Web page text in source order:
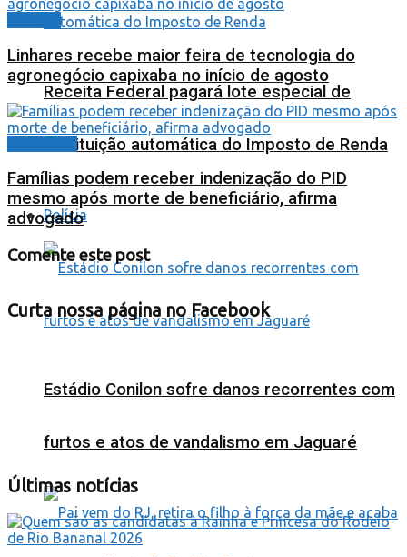
Receita Federal pagará lote especial de
restituição automática do Imposto de Renda
Polícia
Estádio Conilon sofre danos recorrentes com
furtos e atos de vandalismo em Jaguaré
Linhares recebe maior feira de tecnologia do
agronegócio capixaba no início de agosto
Famílias podem receber indenização do PID
mesmo após morte de beneficiário, afirma
advogado
Comente este post
Curta nossa página no Facebook
Últimas notícias